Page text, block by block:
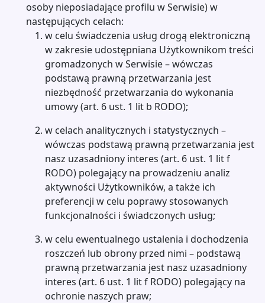
osoby nieposiadające profilu w Serwisie) w
następujących celach:
w celu świadczenia usług drogą elektroniczną
w zakresie udostępniana Użytkownikom treści
gromadzonych w Serwisie – wówczas
podstawą prawną przetwarzania jest
niezbędność przetwarzania do wykonania
umowy (art. 6 ust. 1 lit b RODO);
w celach analitycznych i statystycznych –
wówczas podstawą prawną przetwarzania jest
nasz uzasadniony interes (art. 6 ust. 1 lit f
RODO) polegający na prowadzeniu analiz
aktywności Użytkowników, a także ich
preferencji w celu poprawy stosowanych
funkcjonalności i świadczonych usług;
w celu ewentualnego ustalenia i dochodzenia
roszczeń lub obrony przed nimi – podstawą
prawną przetwarzania jest nasz uzasadniony
interes (art. 6 ust. 1 lit f RODO) polegający na
ochronie naszych praw;